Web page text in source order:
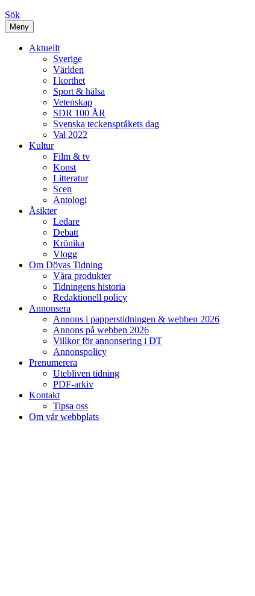
Sök
Meny
Aktuellt
Sverige
Världen
I korthet
Sport & hälsa
Vetenskap
SDR 100 ÅR
Svenska teckenspråkets dag
Val 2022
Kultur
Film & tv
Konst
Litteratur
Scen
Antologi
Åsikter
Ledare
Debatt
Krönika
Vlogg
Om Dövas Tidning
Våra produkter
Tidningens historia
Redaktionell policy
Annonsera
Annons i papperstidningen & webben 2026
Annons på webben 2026
Villkor för annonsering i DT
Annonspolicy
Prenumerera
Utebliven tidning
PDF-arkiv
Kontakt
Tipsa oss
Om vår webbplats